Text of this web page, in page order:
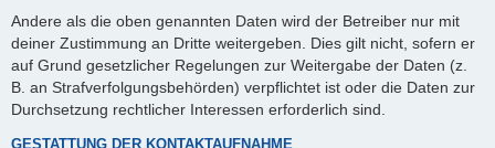
Andere als die oben genannten Daten wird der Betreiber nur mit
deiner Zustimmung an Dritte weitergeben. Dies gilt nicht, sofern er
auf Grund gesetzlicher Regelungen zur Weitergabe der Daten (z.
B. an Strafverfolgungsbehörden) verpflichtet ist oder die Daten zur
Durchsetzung rechtlicher Interessen erforderlich sind.